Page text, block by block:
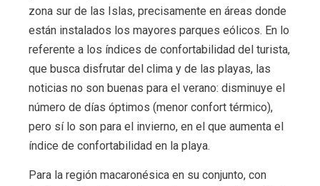
zona sur de las Islas, precisamente en áreas donde
están instalados los mayores parques eólicos. En lo
referente a los índices de confortabilidad del turista,
que busca disfrutar del clima y de las playas, las
noticias no son buenas para el verano: disminuye el
número de días óptimos (menor confort térmico),
pero sí lo son para el invierno, en el que aumenta el
índice de confortabilidad en la playa.
Para la región macaronésica en su conjunto, con